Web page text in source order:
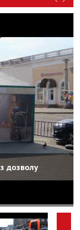
дозволу